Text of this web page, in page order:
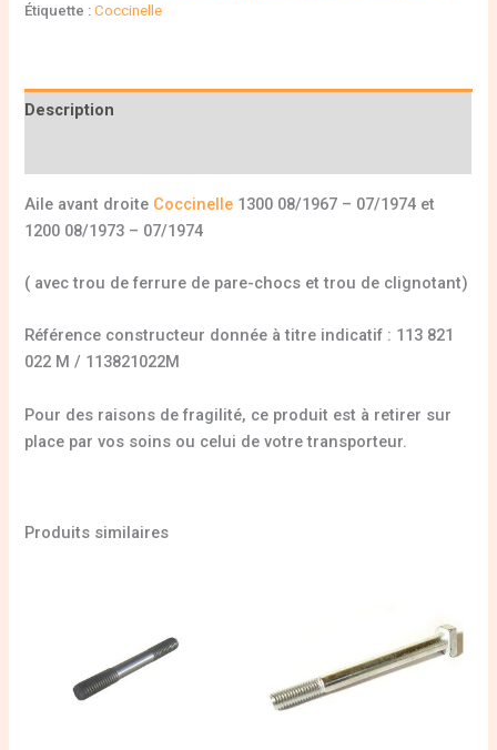
Étiquette :Coccinelle
Description
Aile avant droite Coccinelle 1300 08/1967 – 07/1974 et
1200 08/1973 – 07/1974
( avec trou de ferrure de pare-chocs et trou de clignotant)
Référence constructeur donnée à titre indicatif : 113 821
022 M / 113821022M
Pour des raisons de fragilité, ce produit est à retirer sur
place par vos soins ou celui de votre transporteur.
Produits similaires